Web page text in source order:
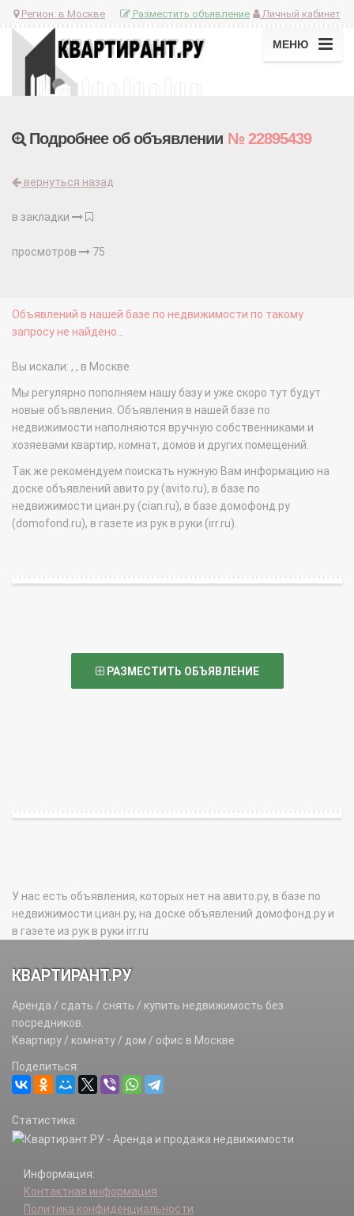
Регион: в Москве Личный кабинет
Разместить объявление
МЕНЮ
Подробнее об объявлении № 22895439
вернуться назад
в закладки
просмотров 75
Объявлений в нашей базе по недвижимости по такому
запросу не найдено...
Вы искали: , , в Москве
Мы регулярно пополняем нашу базу и уже скоро тут будут
новые объявления. Объявления в нашей базе по
недвижимости наполняются вручную собственниками и
хозяевами квартир, комнат, домов и других помещений.
Так же рекомендуем поискать нужную Вам информацию на
доске объявлений авито.ру (avito.ru), в базе по
недвижимости циан.ру (cian.ru), в базе домофонд.ру
(domofond.ru), в газете из рук в руки (irr.ru).
РАЗМЕСТИТЬ ОБЪЯВЛЕНИЕ
У нас есть объявления, которых нет на авито.ру, в базе по
недвижимости циан.ру, на доске объявлений домофонд.ру и
в газете из рук в руки irr.ru
КВАРТИРАНТ.РУ
Аренда / сдать / снять / купить недвижимость без
посредников.
Квартиру / комнату / дом / офис в Москве
Поделиться:
Статистика:
Информация:
Контактная информация
Политика конфиденциальности